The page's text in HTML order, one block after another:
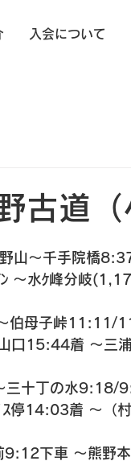
入会について
道（
山〜千手院橋
〜水ｹ峰分岐
伯母子峠11:11/
15:44着 〜三
三十丁の水9:18/
14:03着 〜（村
下車 〜熊野